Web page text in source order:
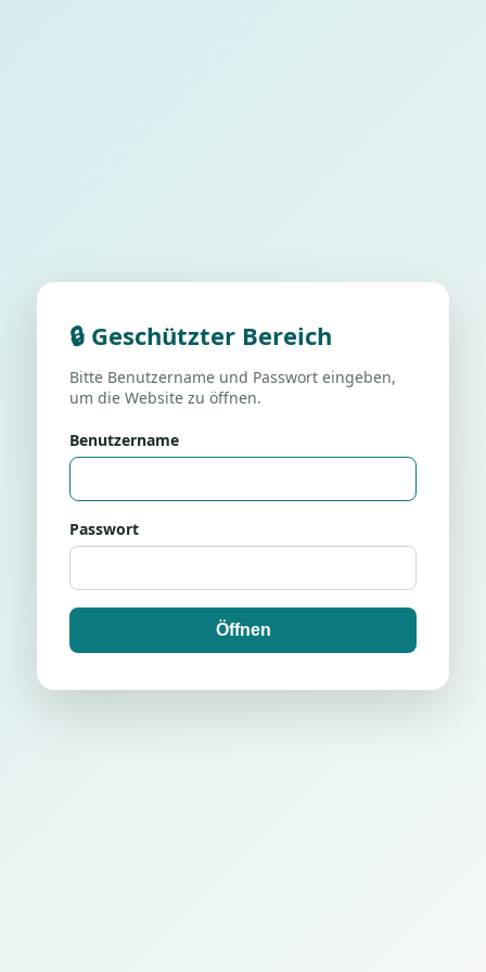
🔒 Geschützter Bereich
Bitte Benutzername und Passwort eingeben,
um die Website zu öffnen.
Benutzername
Passwort
Öffnen